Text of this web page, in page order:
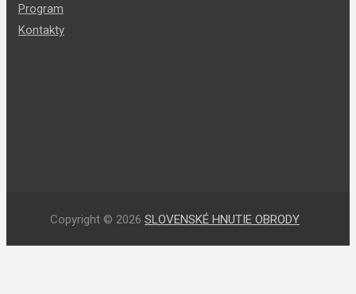
Program
Kontakty
Copyright © 2026 SLOVENSKÉ HNUTIE OBRODY